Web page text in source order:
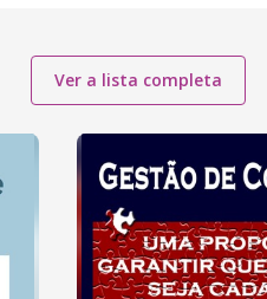
Ver a lista completa